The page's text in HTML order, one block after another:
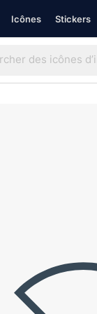
Icônes Stickers